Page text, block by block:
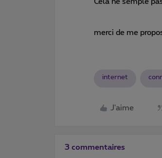
merci de me
internet
J'aime
3 commentaires